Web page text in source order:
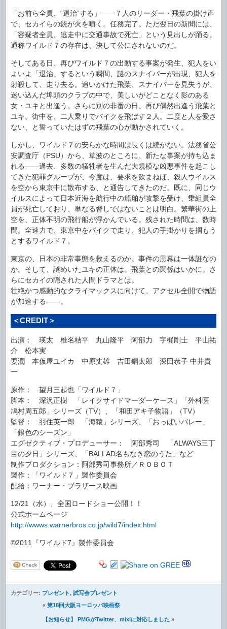
「お前ら全員、“退治”する」――７人のリーダー・飛葉の掛け声
で、セカイらの銃が火を噴く。任務完了。ただ翌日の新聞には、
「容疑者全員、逃走中に交通事故で死亡」という見出しが踊る。
通称ワイルド７の存在は、決して公にされないのだ。
そしてある日、再びワイルド７の出動する事案が発生、犯人をい
よいよ「退治」するという瞬間、謎のスナイパーが出現、犯人を
射殺して、走り去る。追いかけた飛葉、スナイパーを見失うが、
迷い込んだ埠頭のクラブの中で、美しいがどことなく影のある
女・ユキと出逢う。さらに別の非番の日、再び偶然出逢う飛葉と
ユキ。街中を、二人乗りでバイクを飛ばす２人。二度と人を愛さ
ない、と誓っていたはずの飛葉の心が動かされていく。
しかし、ワイルド７の安らかな時間は長くは続かない。法務省公
安調査庁（PSU）から、草波のところに、新たな事案が持ち込ま
れる――過去、多数の犠牲者を生んだ大規模な凶悪事件を起こし
てきた犯罪グループが、今度は、要求を飲まねば、殺人ウイルス
を空から東京中に散布する、と通告してきたのだ。既に、同じウ
イルスによって日本近海を航行中の船舶が攻撃を受け、乗組員全
員が死亡しており、単なる脅しではないことは明白。繁華街の上
空を、正体不明の飛行船が浮かんでいる。残された時間は、数時
間。全速力で、東京中をバイクで走り、犯人の手掛かりを掴もう
とするワイルド７。
東京の、日本の非常事態を救えるのか。事件の黒幕は一体誰なの
か。そして、謎めいたユキの正体は。飛葉との関係はいかに。さ
らにセカイの隠された人間ドラマとは。
壮絶かつ感動的なクライマックスに向けて、アクセル全開で物語
が加速する――。
＜CREDIT＞
出演： 瑛太 椎名桔平 丸山隆平 阿部力 宇梶剛士 平山祐
介 松本実
要潤 本仮屋ユイカ 中原丈雄 吉田鋼太郎 深田恭子 中井貴
一
原作： 望月三起也「ワイルド７」
脚本： 深沢正樹 「レイクサイドマーダーケース」「外科医
鳩村周五郎」シリーズ（TV）、「和田アキ子物語」（TV）
監督： 羽住英一郎 「海猿」シリーズ、「おっぱいバレー」
「銀色のシーズン」
エグゼクティブ・プロデューサー： 阿部秀司 「ALWAYS三丁
目の夕日」シリーズ、「BALLAD名もなき恋のうた」など
制作プロダクション：阿部秀司事務所／ＲＯＢＯＴ
製作：「ワイルド７」製作委員会
配給：ワーナー・ブラザース映画
12/21（水）、全国ロードショー公開！！
公式ホームページ
http://wwws.warnerbros.co.jp/wild7/index.html
©2011『ワイルド7』製作委員会
カテゴリー: プレゼント, 試写会プレゼント
« 第18回大阪ヨーロッパ映画祭
【お知らせ】 PMGがTwitter、mixiに対応しました »